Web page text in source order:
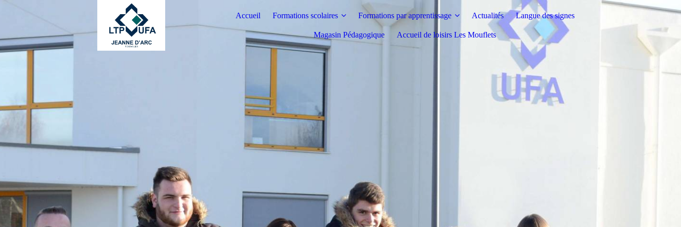
Accueil Formations scolaires Formations par apprentissage Actualités Langue des signes
Magasin Pédagogique Accueil de loisirs Les Mouflets